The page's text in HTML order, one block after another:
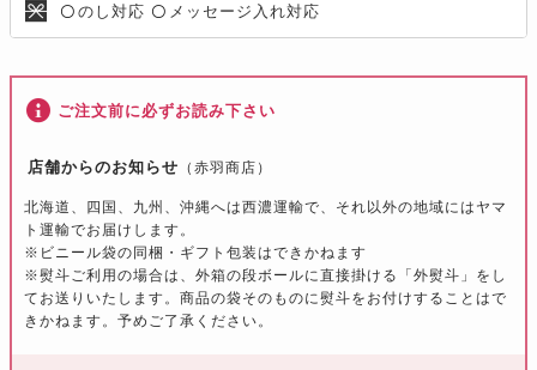
〇 のし対応 〇 メッセージ入れ対応
ご注文前に必ずお読み下さい
店舗からのお知らせ （赤羽商店）
北海道、四国、九州、沖縄へは西濃運輸で、それ以外の地域にはヤマ
ト運輸でお届けします。
※ビニール袋の同梱・ギフト包装はできかねます
※熨斗ご利用の場合は、外箱の段ボールに直接掛ける「外熨斗」をし
てお送りいたします。商品の袋そのものに熨斗をお付けすることはで
きかねます。予めご了承ください。